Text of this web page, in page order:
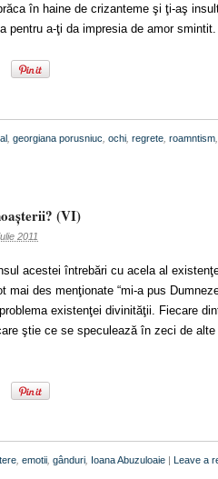
în haine de crizanteme şi ţi-aş
pentru a-ţi da impresia de amor
georgiana porusniuc ochi regrete roamntism
(VI)
2011
acestei întrebări cu acela al
mai des menţionate “mi-a pus
existenţei divinităţii. Fiecare
ştie ce se speculează în zeci de
emotii gânduri Ioana Abuzuloaie | Leave a